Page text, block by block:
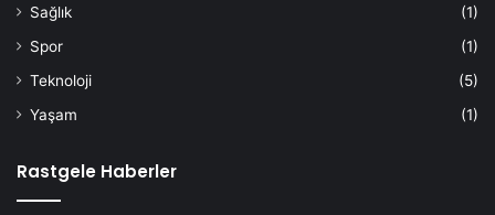
Sağlık
(1)
Spor
(1)
Teknoloji
(5)
Yaşam
(1)
Rastgele Haberler